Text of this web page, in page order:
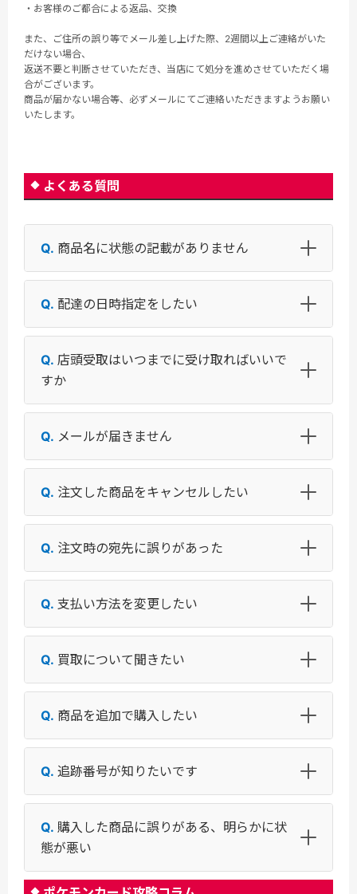
・お客様のご都合による返品、交換
また、ご住所の誤り等でメール差し上げた際、2週間以上ご連絡がいた
だけない場合、
返送不要と判断させていただき、当店にて処分を進めさせていただく場
合がございます。
商品が届かない場合等、必ずメールにてご連絡いただきますようお願い
いたします。
よくある質問
商品名に状態の記載がありません
配達の日時指定をしたい
店頭受取はいつまでに受け取ればいいで
すか
メールが届きません
注文した商品をキャンセルしたい
注文時の宛先に誤りがあった
支払い方法を変更したい
買取について聞きたい
商品を追加で購入したい
追跡番号が知りたいです
購入した商品に誤りがある、明らかに状
態が悪い